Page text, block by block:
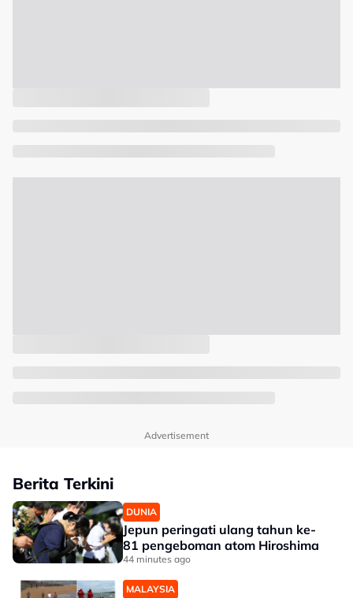
Advertisement
Berita Terkini
DUNIA
Jepun peringati ulang tahun ke-
81 pengeboman atom Hiroshima
44 minutes ago
MALAYSIA